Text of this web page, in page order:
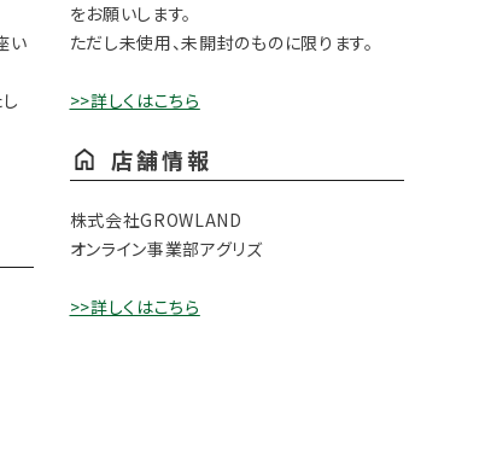
い
をお願いします。
ただし未使用、未開封のものに限ります。
>>詳しくはこちら
店舗情報
株式会社GROWLAND
オンライン事業部アグリズ
>>詳しくはこちら